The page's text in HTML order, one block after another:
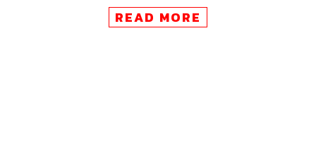
ตัว E-Class รุ่นใหม่ที่โดดเด่นด้วยโลโก้ Mercedes-
Benz บนฝากระโปรงหน้า
READ MORE